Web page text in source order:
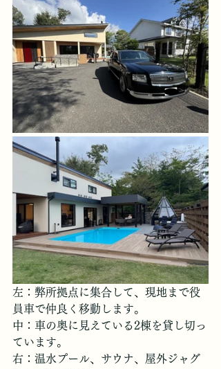
左：弊所拠点に集合して、現地まで役
員車で仲良く移動します。
中：車の奥に見えている2棟を貸し切っ
ています。
右：温水プール、サウナ、屋外ジャグ